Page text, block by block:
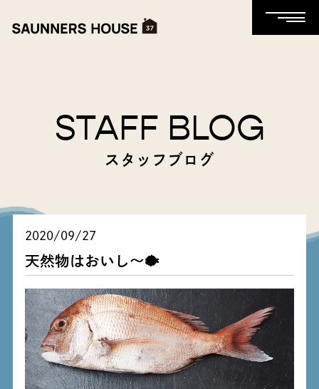
STAFF BLOG
スタッフブログ
2020/09/27
天然物はおいし～🐡